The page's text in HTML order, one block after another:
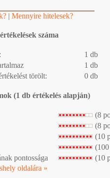
| Mennyire hitelesek?
száma
1 db
1 db
törölt:
0 db
(1 db értékelés alapján)
(8
(8
(10
pontossága
(10
oldalára »